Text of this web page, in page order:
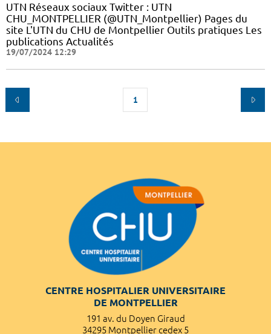
UTN Réseaux sociaux Twitter : UTN
CHU_MONTPELLIER (@UTN_Montpellier) Pages du
site L'UTN du CHU de Montpellier Outils pratiques Les
publications Actualités
19/07/2024 12:29
1
CENTRE HOSPITALIER UNIVERSITAIRE
DE MONTPELLIER
191 av. du Doyen Giraud
34295 Montpellier cedex 5